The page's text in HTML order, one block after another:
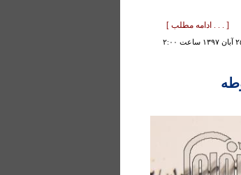
[ . . . ادامه مطلب ]